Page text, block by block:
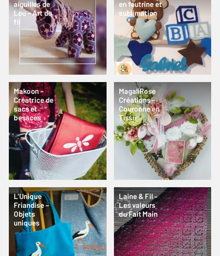
aiguilles de
Lou – Art du
fil
en feutrine et
sublimation
Makoon –
Créatrice de
sacs et
besaces
MagaliRose
Créations –
Couronne en
Tissu
L’Unique
Friandise –
Objets
uniques
Laine & Fil –
Les valeurs
du Fait Main